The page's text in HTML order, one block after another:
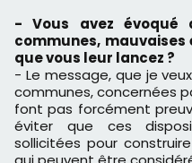
- Vous avez évoqué
communes, mauvaises
que vous leur lancez ?
- Le message, que je
communes, concernées
font pas forcément
éviter que ces
sollicitées pour